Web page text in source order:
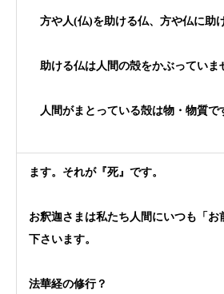
方や人(仏)を助ける仏、方や仏に助
助ける仏は人間の殻をかぶっていま
人間がまとっている殻は物・物質で
ます。それが『死』です。
お釈迦さまは私たち人間にいつも「
下さいます。
法華経の修行？